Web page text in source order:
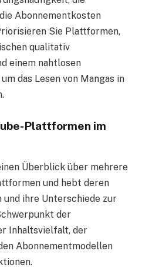
Abonnementkosten
Sie Plattformen,
qualitativ
einem nahtlosen
das Lesen von Mangas in
Plattformen im
Überblick über mehrere
und hebt deren
ihre Unterschiede zur
der
Inhaltsvielfalt, der
Abonnementmodellen